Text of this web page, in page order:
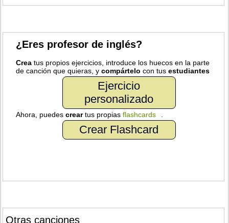
¿Eres profesor de inglés?
Crea tus propios ejercicios, introduce los huecos en la parte
de canción que quieras, ycompártelo con tusestudiantes
Ejercicio
personalizado
Ahora, puedescreartus propiasflashcards
Crear Flashcard
Otras canciones